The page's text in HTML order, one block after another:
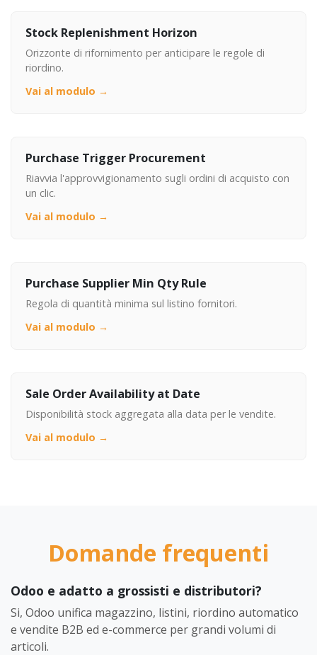
Stock Replenishment Horizon
Orizzonte di rifornimento per anticipare le regole di
riordino.
Vai al modulo →
Purchase Trigger Procurement
Riavvia l'approvvigionamento sugli ordini di acquisto con
un clic.
Vai al modulo →
Purchase Supplier Min Qty Rule
Regola di quantità minima sul listino fornitori.
Vai al modulo →
Sale Order Availability at Date
Disponibilità stock aggregata alla data per le vendite.
Vai al modulo →
Domande frequenti
Odoo e adatto a grossisti e distributori?
Si, Odoo unifica magazzino, listini, riordino automatico
e vendite B2B ed e-commerce per grandi volumi di
articoli.